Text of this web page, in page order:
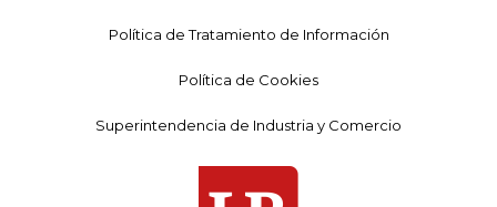
Política de Tratamiento de Información
Política de Cookies
Superintendencia de Industria y Comercio